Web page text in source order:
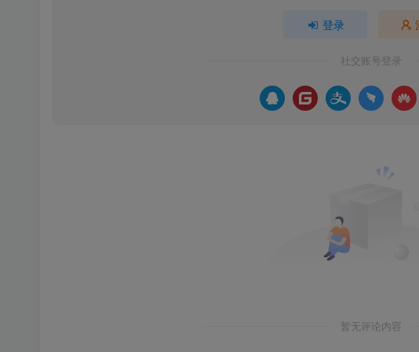
登录
社交账号登录
暂无评论内容